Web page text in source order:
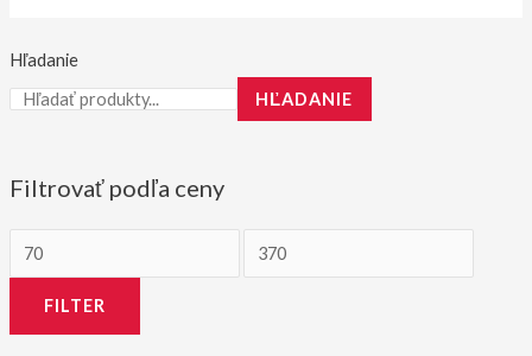
Hľadanie
HĽADANIE
Filtrovať podľa ceny
i
a
FILTER